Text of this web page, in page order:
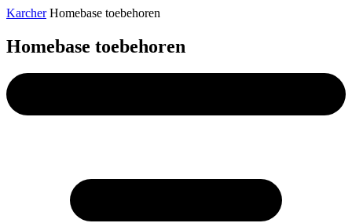
Karcher Homebase toebehoren
Homebase toebehoren